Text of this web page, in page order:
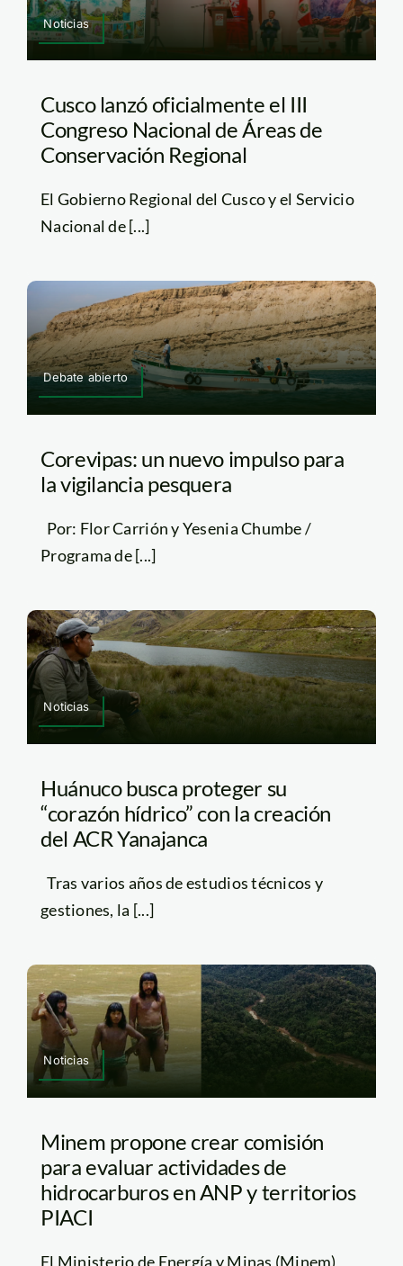
Noticias
Cusco lanzó oficialmente el III
Congreso Nacional de Áreas de
Conservación Regional
El Gobierno Regional del Cusco y el Servicio
Nacional de [...]
Debate abierto
Corevipas: un nuevo impulso para
la vigilancia pesquera
Por: Flor Carrión y Yesenia Chumbe /
Programa de [...]
Noticias
Huánuco busca proteger su
“corazón hídrico” con la creación
del ACR Yanajanca
Tras varios años de estudios técnicos y
gestiones, la [...]
Noticias
Minem propone crear comisión
para evaluar actividades de
hidrocarburos en ANP y territorios
PIACI
El Ministerio de Energía y Minas (Minem)